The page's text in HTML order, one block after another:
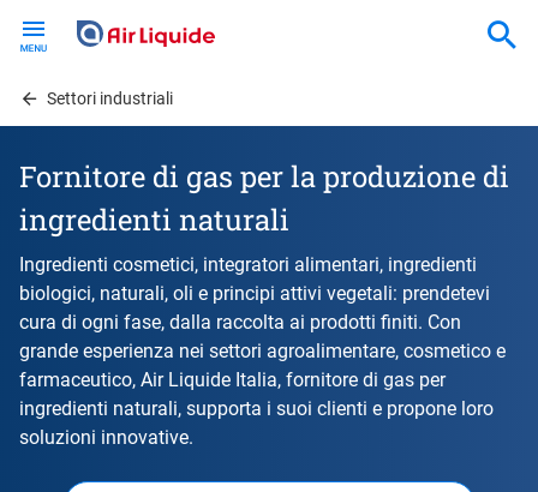
contentSettori industriali
Fornitore di gas per la produzione di
ingredienti naturali
Ingredienti cosmetici, integratori alimentari, ingredienti
biologici, naturali, oli e principi attivi vegetali: prendetevi
cura di ogni fase, dalla raccolta ai prodotti finiti. Con
grande esperienza nei settori agroalimentare, cosmetico e
farmaceutico, Air Liquide Italia, fornitore di gas per
ingredienti naturali, supporta i suoi clienti e propone loro
soluzioni innovative.